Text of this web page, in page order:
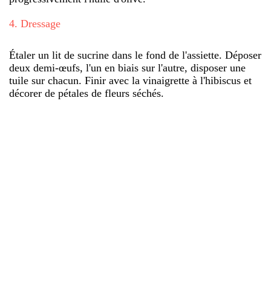
4. Dressage
Étaler un lit de sucrine dans le fond de l'assiette. Déposer
deux demi-œufs, l'un en biais sur l'autre, disposer une
tuile sur chacun. Finir avec la vinaigrette à l'hibiscus et
décorer de pétales de fleurs séchés.